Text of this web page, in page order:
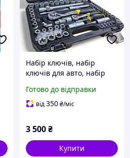
Набір ключів, набір
ключів для авто, набір
SIGMA
Готово до відправки
від350₴/міс
3 500₴
Купити